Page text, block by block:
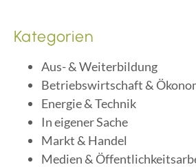
Kategorien
Aus- & Weiterbildung
Betriebswirtschaft &
Energie & Technik
In eigener Sache
Markt & Handel
Medien &